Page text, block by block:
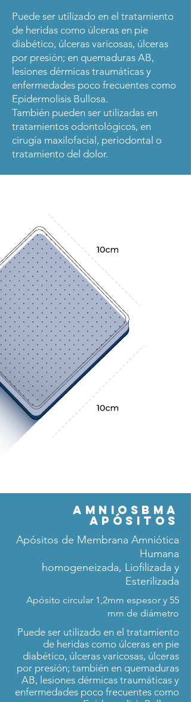
Puede ser utilizado en el tratamiento
de heridas como úlceras en pie
diabético, úlceras varicosas, úlceras
por presión; en quemaduras AB,
lesiones dérmicas traumáticas y
enfermedades poco frecuentes como
Epidermolisis Bullosa.
También pueden ser utilizadas en
tratamientos odontológicos, en
cirugía maxilofacial, periodontal o
tratamiento del dolor.
AMNIOSbma
apósitos
Apósitos de Membrana Amniótica
Humana
homogeneizada, Liofilizada y
Esterilizada
Apósito circular 1,2mm espesor y 55
mm de diámetro
Puede ser utilizado en el tratamiento
de heridas como úlceras en pie
diabético, úlceras varicosas, úlceras
por presión; también en quemaduras
AB, lesiones dérmicas traumáticas y
enfermedades poco frecuentes como